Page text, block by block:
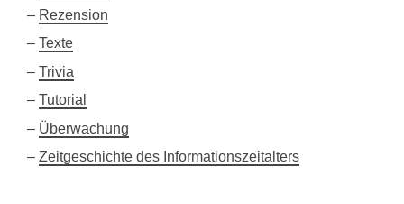
Rezension
Texte
Trivia
Tutorial
Überwachung
Zeitgeschichte des Informationszeitalters